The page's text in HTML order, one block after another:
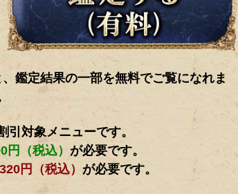
鑑定結果の一部を無料でご覧になれま
引対象メニューです。
円（税込） が必要です。
円（税込） が必要です。